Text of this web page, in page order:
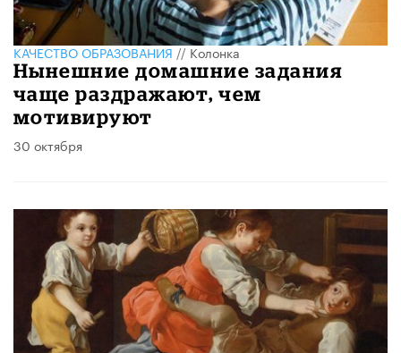
КАЧЕСТВО ОБРАЗОВАНИЯ//Колонка
Нынешние домашние задания
чаще раздражают, чем
мотивируют
30 октября